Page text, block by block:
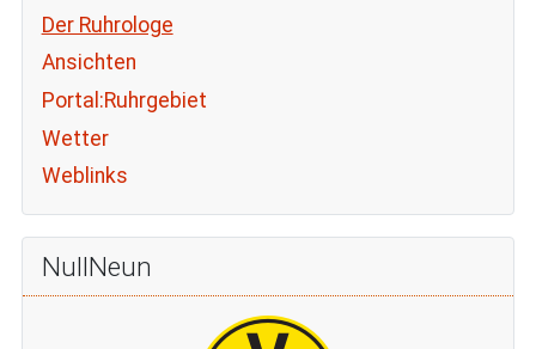
Der Ruhrologe
Ansichten
Portal:Ruhrgebiet
Wetter
Weblinks
NullNeun